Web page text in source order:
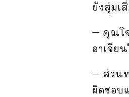
ยังสุ่มเ
– คุณโ
อาเจีย
– ส่วน
ผิดชอบ